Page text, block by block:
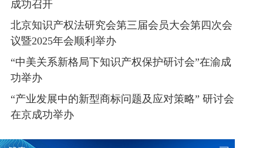
成功召开
北京知识产权法研究会第三届会员大会第四次会
议暨2025年会顺利举办
“中美关系新格局下知识产权保护研讨会”在渝成
功举办
“产业发展中的新型商标问题及应对策略” 研讨会
在京成功举办